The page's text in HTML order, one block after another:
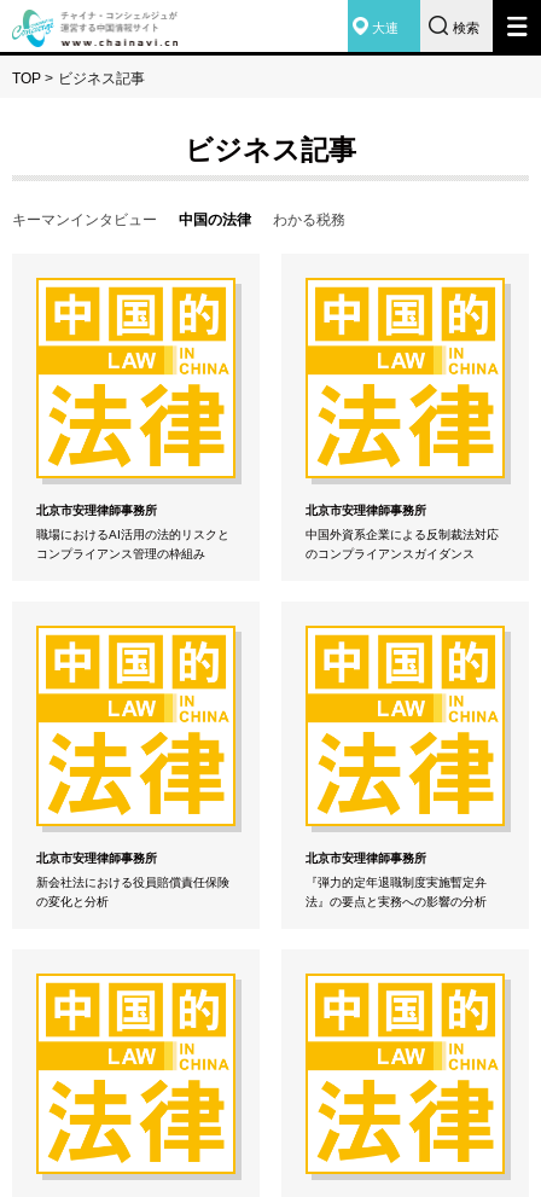
大連 検索
TOP > ビジネス記事
ビジネス記事
キーマンインタビュー 中国の法律 わかる税務
北京市安理律師事務所
職場におけるAI活用の法的リスクと
コンプライアンス管理の枠組み
北京市安理律師事務所
中国外資系企業による反制裁法対応
のコンプライアンスガイダンス
北京市安理律師事務所
新会社法における役員賠償責任保険
の変化と分析
北京市安理律師事務所
『弾力的定年退職制度実施暫定弁
法』の要点と実務への影響の分析